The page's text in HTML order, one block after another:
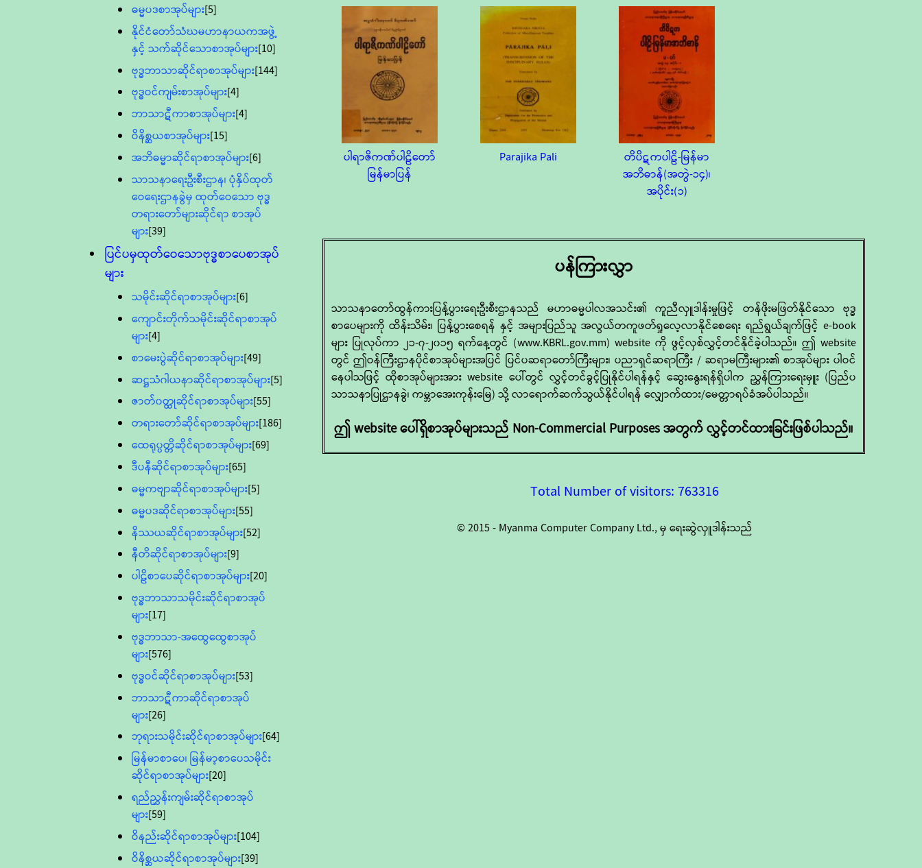
ဓမ္မပဒစာအုပ်များ[5]
နိုင်ငံတော်သံဃမဟာနာယကအဖွဲ့
နှင့် သက်ဆိုင်သောစာအုပ်များ[10]
ဗုဒ္ဓဘာသာဆိုင်ရာစာအုပ်များ[144]
ဗုဒ္ဓဝင်ကျမ်းစာအုပ်များ[4]
ဘာသာဋီကာစာအုပ်များ[4]
ဝိနိစ္ဆယစာအုပ်များ[15]
အဘိဓမ္မာဆိုင်ရာစာအုပ်များ[6]
သာသနာရေးဦးစီးဌာန၊ ပုံနှိပ်ထုတ်
ဝေရေးဌာနခွဲမှ ထုတ်ဝေသော ဗုဒ္ဓ
တရားတော်များဆိုင်ရာ စာအုပ်
များ[39]
ပြင်ပမှထုတ်ဝေသောဗုဒ္ဓစာပေစာအုပ်
များ
သမိုင်းဆိုင်ရာစာအုပ်များ[6]
ကျောင်းတိုက်သမိုင်းဆိုင်ရာစာအုပ်
များ[4]
စာမေးပွဲဆိုင်ရာစာအုပ်များ[49]
ဆဋ္ဌသံဂါယနာဆိုင်ရာစာအုပ်များ[5]
ဇာတ်၀တ္ထုဆိုင်ရာစာအုပ်များ[55]
တရားတော်ဆိုင်ရာစာအုပ်များ[186]
ထေရုပ္ပတ္တိဆိုင်ရာစာအုပ်များ[69]
ဒီပနီဆိုင်ရာစာအုပ်များ[65]
ဓမ္မကဗျာဆိုင်ရာစာအုပ်များ[5]
ဓမ္မပဒဆိုင်ရာစာအုပ်များ[55]
နိဿယဆိုင်ရာစာအုပ်များ[52]
နီတိဆိုင်ရာစာအုပ်များ[9]
ပါဠိစာပေဆိုင်ရာစာအုပ်များ[20]
ဗုဒ္ဓဘာသာသမိုင်းဆိုင်ရာစာအုပ်
များ[17]
ဗုဒ္ဓဘာသာ-အထွေထွေစာအုပ်
များ[576]
ဗုဒ္ဓဝင်ဆိုင်ရာစာအုပ်များ[53]
ဘာသာဋီကာဆိုင်ရာစာအုပ်
များ[26]
ဘုရားသမိုင်းဆိုင်ရာစာအုပ်များ[64]
မြန်မာစာပေ၊ မြန်မာ့စာပေသမိုင်း
ဆိုင်ရာစာအုပ်များ[20]
ရည်ညွှန်းကျမ်းဆိုင်ရာစာအုပ်
များ[59]
ဝိနည်းဆိုင်ရာစာအုပ်များ[104]
ဝိနိစ္ဆယဆိုင်ရာစာအုပ်များ[39]
ပါရာဇိကဏ်ပါဠိတော်
မြန်မာပြန်
Parajika Pali
တိပိဋကပါဠိ-မြန်မာ
အဘိဓာန်(အတွဲ-၁၄)၊
အပိုင်း(၁)
ပန်ကြားလွှာ
သာသနာတော်ထွန်ကားပြန့်ပွားရေးဦးစီးဌာနသည် မဟာဓမ္မပါလအသင်း၏ ကူညီလှူဒါန်းမှုဖြင့် တန်ဖိုးမဖြတ်နိုင်သော ဗုဒ္ဓ
စာပေများကို ထိန်းသိမ်း၊ ပြန့်ပွားစေရန် နှင့် အများပြည်သူ အလွယ်တကူဖတ်ရှုလေ့လာနိုင်စေရေး ရည်ရွယ်ချက်ဖြင့် e-book
များ ပြုလုပ်ကာ ၂၁-၇-၂၀၁၅ ရက်နေ့တွင် (www.KBRL.gov.mm) website ကို ဖွင့်လှစ်လွှင့်တင်နိုင်ခဲ့ပါသည်။ ဤ website
တွင် ဤဝန်ကြီးဌာနပိုင်စာအုပ်များအပြင် ပြင်ပဆရာတော်ကြီးများ၊ ပညာရှင်ဆရာကြီး / ဆရာမကြီးများ၏ စာအုပ်များ ပါဝင်
နေပါသဖြင့် ထိုစာအုပ်များအား website ပေါ်တွင် လွှင့်တင်ခွင့်ပြုနိုင်ပါရန်နှင့် ဆွေးနွေးရန်ရှိပါက ညွှန်ကြားရေးမှူး (ပြည်ပ
သာသနာပြုဌာနခွဲ၊ ကမ္ဘာအေးကုန်းမြေ) သို့ လာရောက်ဆက်သွယ်နိုင်ပါရန် လျှောက်ထား/မေတ္တာရပ်ခံအပ်ပါသည်။
ဤ website ပေါ်ရှိစာအုပ်များသည် Non-Commercial Purposes အတွက် လွှင့်တင်ထားခြင်းဖြစ်ပါသည်။
Total Number of visitors: 763316
© 2015 - Myanma Computer Company Ltd., မှ ရေးဆွဲလှူဒါန်းသည်